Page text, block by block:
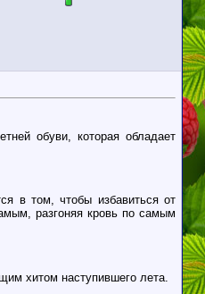
обуви, которая обладает
в том, чтобы избавиться от
разгоняя кровь по самым
хитом наступившего лета.